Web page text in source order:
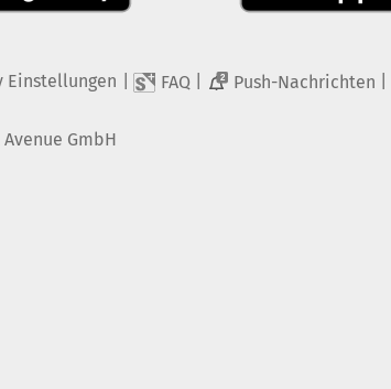
Einstellungen FAQ 2 Push-Nachrichten
Avenue GmbH